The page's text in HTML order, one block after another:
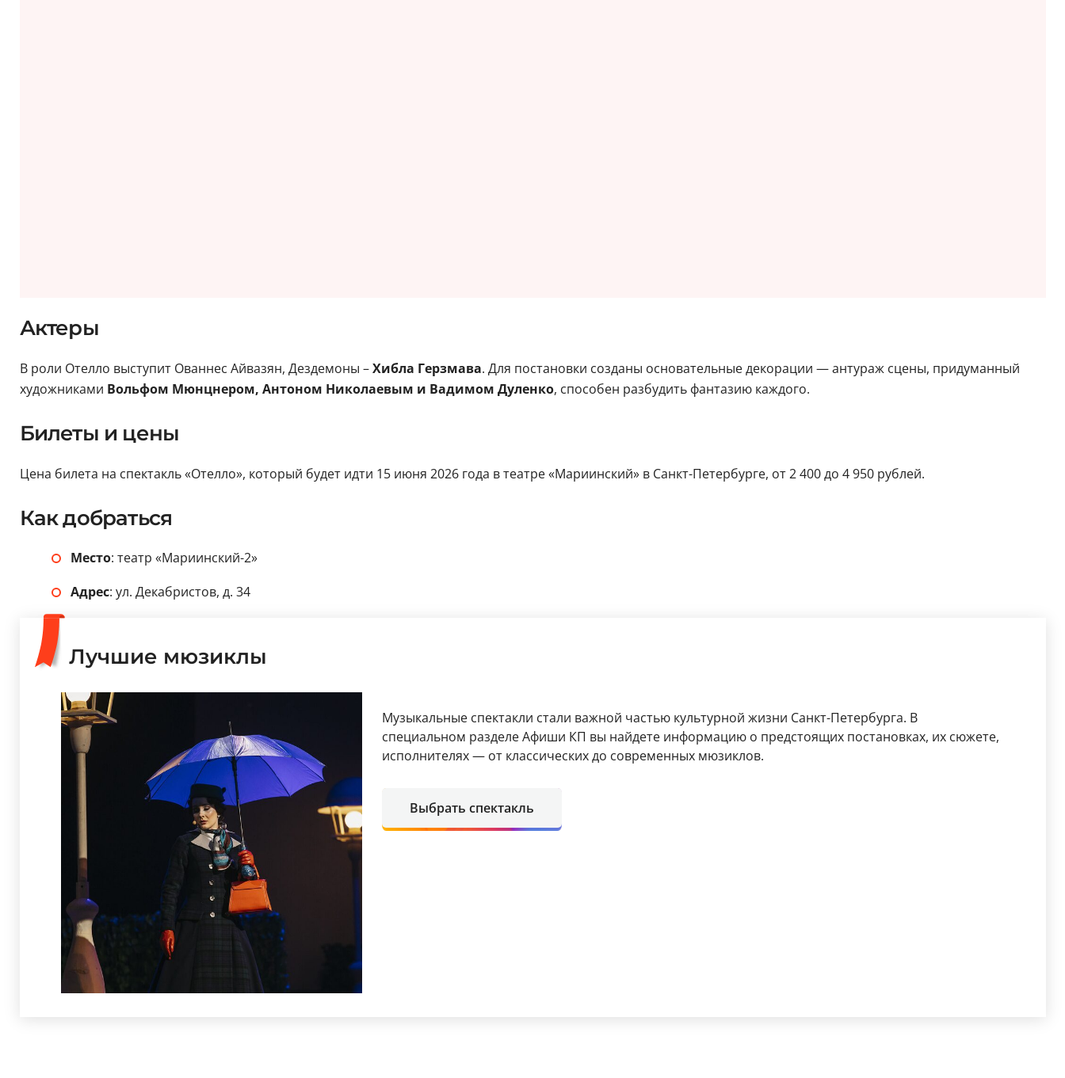
Актеры
В роли Отелло выступит Ованнес Айвазян, Дездемоны –Хибла Герзмава. Для постановки созданы основательные декорации — антураж сцены, придуманный
художниками Вольфом Мюнцнером, Антоном Николаевым и Вадимом Дуленко, способен разбудить фантазию каждого.
Билеты и цены
Цена билета на спектакль «Отелло», который будет идти 15 июня 2026 года в театре «Мариинский» в Санкт-Петербурге, от 2 400 до 4 950 рублей.
Как добраться
Место: театр «Мариинский-2»
Адрес: ул. Декабристов, д. 34
Лучшие мюзиклы
Музыкальные спектакли стали важной частью культурной жизни Санкт-Петербурга. В
специальном разделе Афиши КП вы найдете информацию о предстоящих постановках, их сюжете,
исполнителях — от классических до современных мюзиклов.
Выбрать спектакль